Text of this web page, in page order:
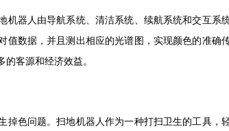
机器人由导航系统、清洁系统、续航系统和交互
值数据，并且测出相应的光谱图，实现颜色的准
客源和经济效益。
掉色问题。扫地机器人作为一种打扫卫生的工具